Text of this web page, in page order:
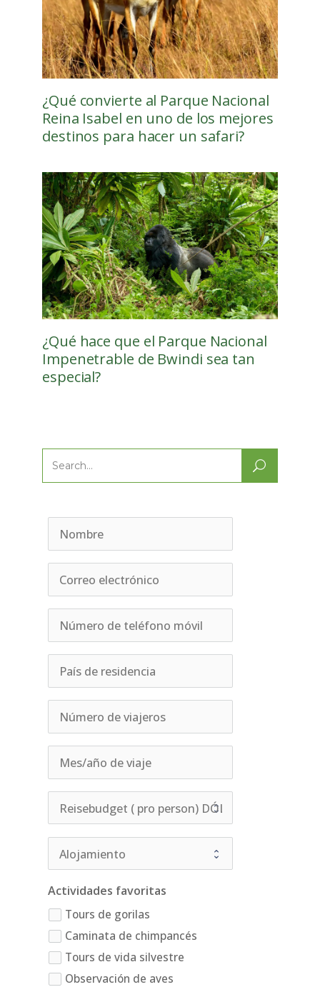
¿Qué convierte al Parque Nacional
Reina Isabel en uno de los mejores
destinos para hacer un safari?
¿Qué hace que el Parque Nacional
Impenetrable de Bwindi sea tan
especial?
Search
Actividades favoritas
Tours de gorilas
Caminata de chimpancés
Tours de vida silvestre
Observación de aves